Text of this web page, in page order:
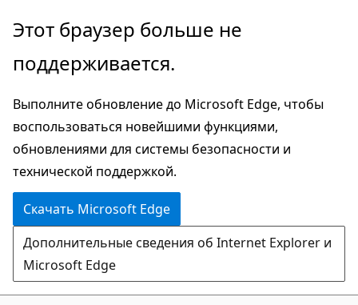
Пропустить
перейти
основному
содержимому
Этот браузер больше не
поддерживается.
Выполните обновление до Microsoft Edge, чтобы
воспользоваться новейшими функциями,
обновлениями для системы безопасности и
технической поддержкой.
Скачать Microsoft Edge
Дополнительные сведения об Internet Explorer и
Microsoft Edge